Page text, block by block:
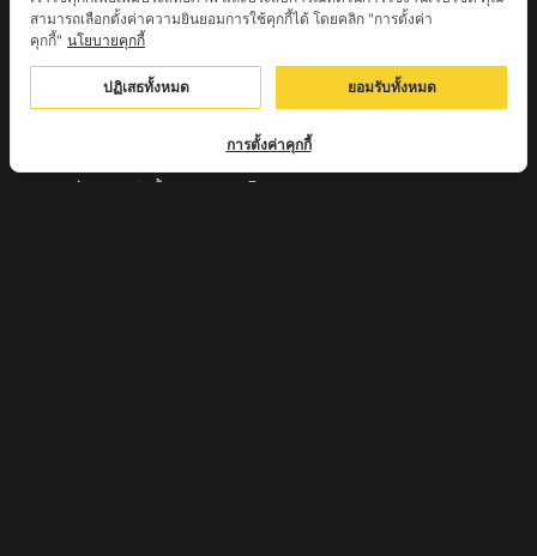
หลวงพ่อชู เตชธมฺโม วัดทัพชุมพล จ.นครสวรรค์
หลวงปู่ครูบาตุ๊ทวดมั่น สิริปัญญา
หลวงปู่มี อภิชาโต วัดโพธิ์เจดีย์ลอย จ.เพชรบูรณ์
หลวงปู่ครูบาคำฝั้น อินทวันโณ
สามารถเลือกตั้งค่าความยินยอมการใช้คุกกี้ได้ โดยคลิก "การตั้งค่า
คุกกี้" นโยบายคุกกี้
ปฏิเสธทั้งหมด ยอมรับทั้งหมด
การตั้งค่าคุกกี้